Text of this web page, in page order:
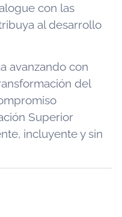
con las
al desarrollo
avanzando con
del
Superior
incluyente y sin